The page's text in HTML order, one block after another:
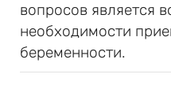
вопросов является
необходимости
беременности.